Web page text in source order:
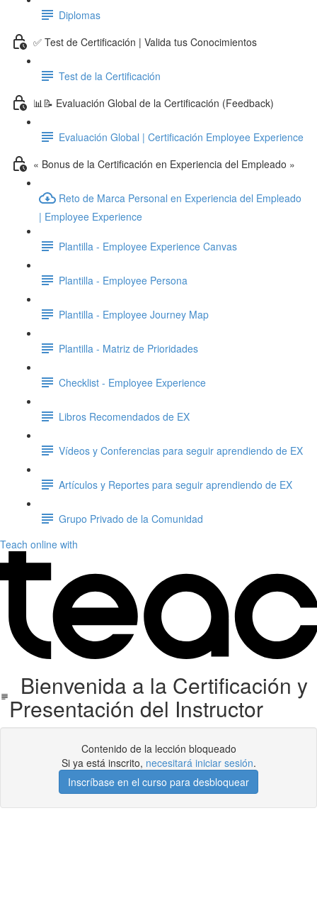
Diplomas
✅ Test de Certificación | Valida tus Conocimientos
Test de la Certificación
📊📝 Evaluación Global de la Certificación (Feedback)
Evaluación Global | Certificación Employee Experience
« Bonus de la Certificación en Experiencia del Empleado »
Reto de Marca Personal en Experiencia del Empleado
| Employee Experience
Plantilla - Employee Experience Canvas
Plantilla - Employee Persona
Plantilla - Employee Journey Map
Plantilla - Matriz de Prioridades
Checklist - Employee Experience
Libros Recomendados de EX
Vídeos y Conferencias para seguir aprendiendo de EX
Artículos y Reportes para seguir aprendiendo de EX
Grupo Privado de la Comunidad
Teach online with
Bienvenida a la Certificación y
Presentación del Instructor
Contenido de la lección bloqueado
Si ya está inscrito, necesitará iniciar sesión.
Inscríbase en el curso para desbloquear